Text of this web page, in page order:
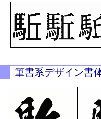
筆書系デザイン書